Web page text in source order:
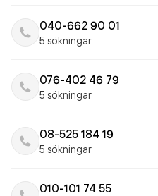
040-662 90 01
5 sökningar
076-402 46 79
5 sökningar
08-525 184 19
5 sökningar
010-101 74 55